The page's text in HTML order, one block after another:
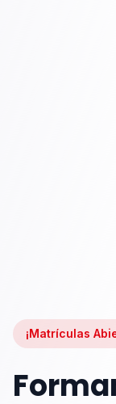
¡Matrículas